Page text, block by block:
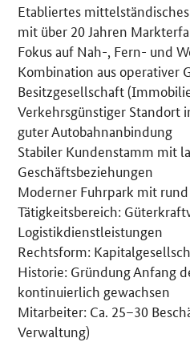
Details
Etabliertes
mit über 20 Jahren
Fokus auf Nah-, Fern- und
Kombination aus operativer
Besitzgesellschaft
Verkehrsgünstiger Standort
guter Autobahnanbindung
Stabiler Kundenstamm mit
Geschäftsbeziehungen
Moderner Fuhrpark mit
Tätigkeitsbereich:
Logistikdienstleistungen
Rechtsform:
Historie: Gründung Anfang
kontinuierlich gewachsen
Mitarbeiter: Ca. 25–30
Verwaltung)